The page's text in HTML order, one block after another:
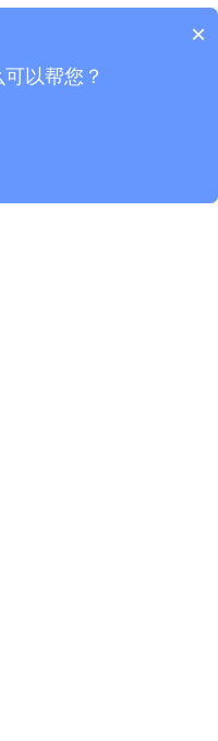
×
以帮您？